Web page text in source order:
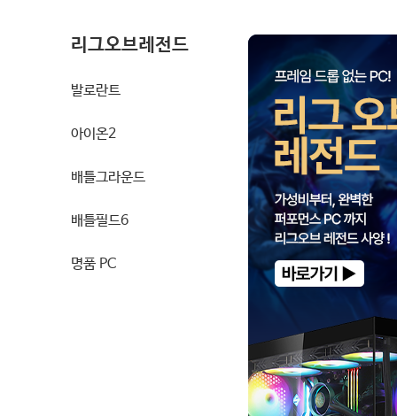
리그오브레전드
발로란트
아이온2
배틀그라운드
배틀필드6
명품 PC